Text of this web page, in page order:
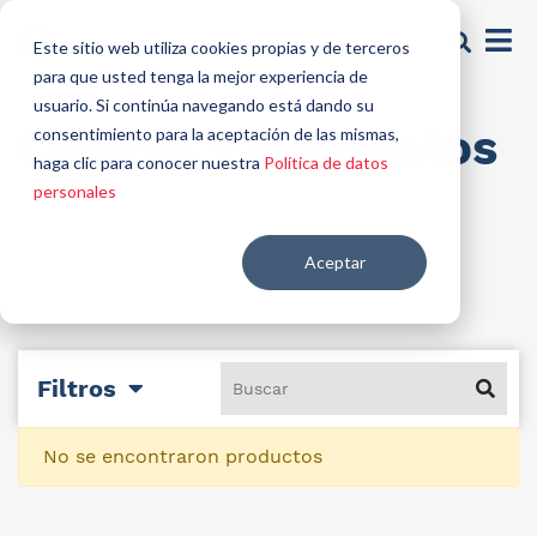
Este sitio web utiliza cookies propias y de terceros
para que usted tenga la mejor experiencia de
usuario. Si continúa navegando está dando su
consentimiento para la aceptación de las mismas,
haga clic para conocer nuestra Política de datos
personales
Aceptar
Colores y pigmentos
Filtros
No se encontraron productos